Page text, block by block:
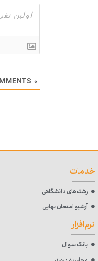
۰
خدمات
رشته‌های دانشگاهی
آرشیو امتحان نهایی
نرم‌افزار
بانک سوال